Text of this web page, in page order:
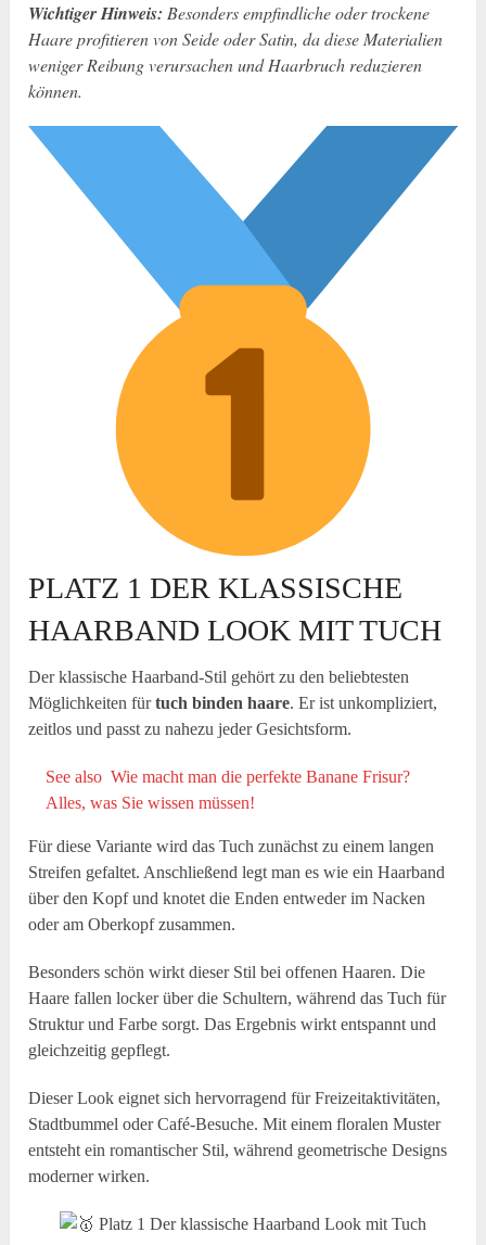
Wichtiger Hinweis: Besonders empfindliche oder trockene
Haare profitieren von Seide oder Satin, da diese Materialien
weniger Reibung verursachen und Haarbruch reduzieren
können.
PLATZ 1 DER KLASSISCHE
HAARBAND LOOK MIT TUCH
Der klassische Haarband-Stil gehört zu den beliebtesten
Möglichkeiten fürtuch binden haare. Er ist unkompliziert,
zeitlos und passt zu nahezu jeder Gesichtsform.
See also Wie macht man die perfekte Banane Frisur?
Alles, was Sie wissen müssen!
Für diese Variante wird das Tuch zunächst zu einem langen
Streifen gefaltet. Anschließend legt man es wie ein Haarband
über den Kopf und knotet die Enden entweder im Nacken
oder am Oberkopf zusammen.
Besonders schön wirkt dieser Stil bei offenen Haaren. Die
Haare fallen locker über die Schultern, während das Tuch für
Struktur und Farbe sorgt. Das Ergebnis wirkt entspannt und
gleichzeitig gepflegt.
Dieser Look eignet sich hervorragend für Freizeitaktivitäten,
Stadtbummel oder Café-Besuche. Mit einem floralen Muster
entsteht ein romantischer Stil, während geometrische Designs
moderner wirken.